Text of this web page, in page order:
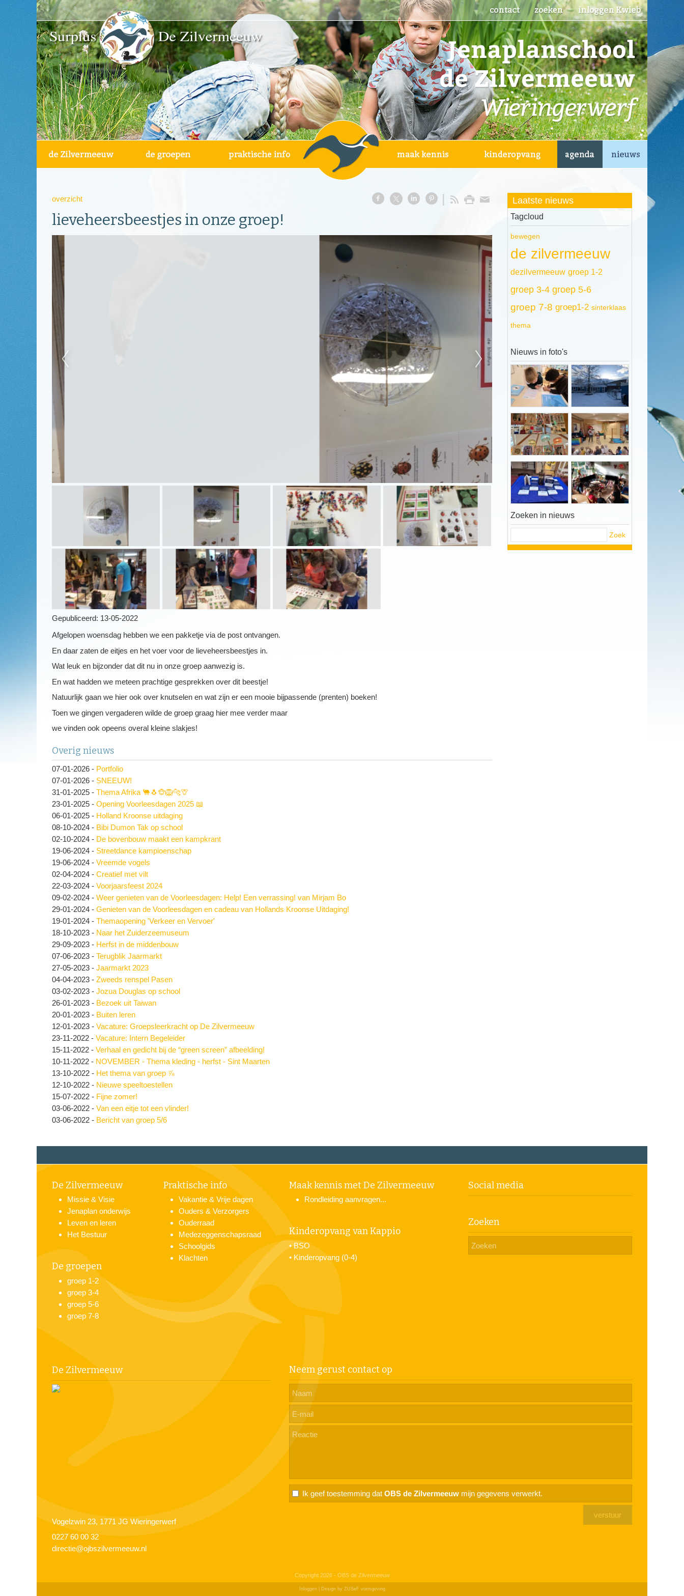
overzicht
lieveheersbeestjes in onze groep!
Gepubliceerd: 13-05-2022
Afgelopen woensdag hebben we een pakketje via de post ontvangen.
En daar zaten de eitjes en het voer voor de lieveheersbeestjes in.
Wat leuk en bijzonder dat dit nu in onze groep aanwezig is.
En wat hadden we meteen prachtige gesprekken over dit beestje!
Natuurlijk gaan we hier ook over knutselen en wat zijn er een mooie bijpassende (prenten) boeken!
Toen we gingen vergaderen wilde de groep graag hier mee verder maar
we vinden ook opeens overal kleine slakjes!
Overig nieuws
07-01-2026 - Portfolio
07-01-2026 - SNEEUW!
31-01-2025 - Thema Afrika 🐫🐧🐵🦁🐆🦒
23-01-2025 - Opening Voorleesdagen 2025 📖
06-01-2025 - Holland Kroonse uitdaging
08-10-2024 - Bibi Dumon Tak op school
02-10-2024 - De bovenbouw maakt een kampkrant
19-06-2024 - Streetdance kampioenschap
19-06-2024 - Vreemde vogels
02-04-2024 - Creatief met vilt
22-03-2024 - Voorjaarsfeest 2024
09-02-2024 - Weer genieten van de Voorleesdagen: Help! Een verrassing! van Mirjam Bo
29-01-2024 - Genieten van de Voorleesdagen en cadeau van Hollands Kroonse Uitdaging!
19-01-2024 - Themaopening 'Verkeer en Vervoer'
18-10-2023 - Naar het Zuiderzeemuseum
29-09-2023 - Herfst in de middenbouw
07-06-2023 - Terugblik Jaarmarkt
27-05-2023 - Jaarmarkt 2023
04-04-2023 - Zweeds renspel Pasen
03-02-2023 - Jozua Douglas op school
26-01-2023 - Bezoek uit Taiwan
20-01-2023 - Buiten leren
12-01-2023 - Vacature: Groepsleerkracht op De Zilvermeeuw
23-11-2022 - Vacature: Intern Begeleider
15-11-2022 - Verhaal en gedicht bij de “green screen” afbeelding!
10-11-2022 - NOVEMBER - Thema kleding - herfst - Sint Maarten
13-10-2022 - Het thema van groep ⅞
12-10-2022 - Nieuwe speeltoestellen
15-07-2022 - Fijne zomer!
03-06-2022 - Van een eitje tot een vlinder!
03-06-2022 - Bericht van groep 5/6
Laatste nieuws
Tagcloud
bewegen
de zilvermeeuw
dezilvermeeuw groep 1-2
groep 3-4 groep 5-6
groep 7-8 groep1-2 sinterklaas
thema
Nieuws in foto's
Zoeken in nieuws
Zoek
De Zilvermeeuw
Missie & Visie
Jenaplan onderwijs
Leven en leren
Het Bestuur
De groepen
groep 1-2
groep 3-4
groep 5-6
groep 7-8
Praktische info
Vakantie & Vrije dagen
Ouders & Verzorgers
Ouderraad
Medezeggenschapsraad
Schoolgids
Klachten
Maak kennis met De Zilvermeeuw
Rondleiding aanvragen...
Kinderopvang van Kappio
•BSO
• Kinderopvang (0-4)
Social media
Zoeken
De Zilvermeeuw
Vogelzwin 23, 1771 JG Wieringerwerf
0227 60 00 32
directie@ojbszilvermeeuw.nl
Neem gerust contact op
Ik geef toestemming dat OBS de Zilvermeeuw mijn gegevens verwerkt.
Copyright 2026 - OBS de Zilvermeeuw
Inloggen| Design by ZUSeF vormgeving